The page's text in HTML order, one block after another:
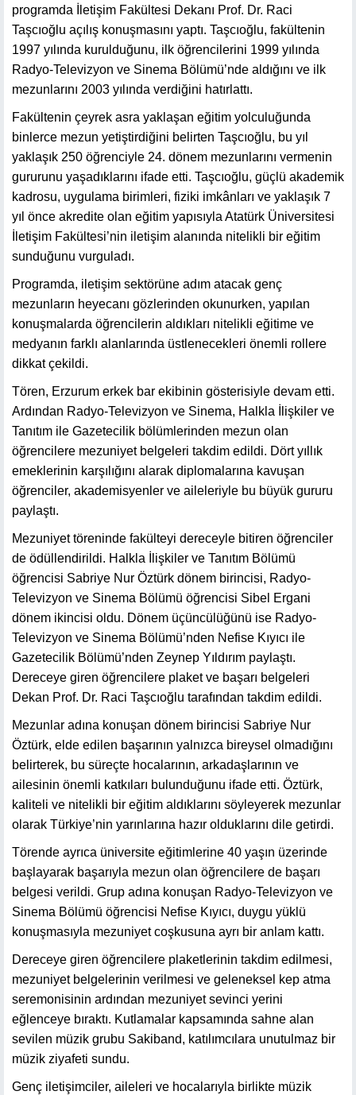
programda İletişim Fakültesi Dekanı Prof. Dr. Raci
Taşcıoğlu açılış konuşmasını yaptı. Taşcıoğlu, fakültenin
1997 yılında kurulduğunu, ilk öğrencilerini 1999 yılında
Radyo-Televizyon ve Sinema Bölümü’nde aldığını ve ilk
mezunlarını 2003 yılında verdiğini hatırlattı.
Fakültenin çeyrek asra yaklaşan eğitim yolculuğunda
binlerce mezun yetiştirdiğini belirten Taşcıoğlu, bu yıl
yaklaşık 250 öğrenciyle 24. dönem mezunlarını vermenin
gururunu yaşadıklarını ifade etti. Taşcıoğlu, güçlü akademik
kadrosu, uygulama birimleri, fiziki imkânları ve yaklaşık 7
yıl önce akredite olan eğitim yapısıyla Atatürk Üniversitesi
İletişim Fakültesi’nin iletişim alanında nitelikli bir eğitim
sunduğunu vurguladı.
Programda, iletişim sektörüne adım atacak genç
mezunların heyecanı gözlerinden okunurken, yapılan
konuşmalarda öğrencilerin aldıkları nitelikli eğitime ve
medyanın farklı alanlarında üstlenecekleri önemli rollere
dikkat çekildi.
Tören, Erzurum erkek bar ekibinin gösterisiyle devam etti.
Ardından Radyo-Televizyon ve Sinema, Halkla İlişkiler ve
Tanıtım ile Gazetecilik bölümlerinden mezun olan
öğrencilere mezuniyet belgeleri takdim edildi. Dört yıllık
emeklerinin karşılığını alarak diplomalarına kavuşan
öğrenciler, akademisyenler ve aileleriyle bu büyük gururu
paylaştı.
Mezuniyet töreninde fakülteyi dereceyle bitiren öğrenciler
de ödüllendirildi. Halkla İlişkiler ve Tanıtım Bölümü
öğrencisi Sabriye Nur Öztürk dönem birincisi, Radyo-
Televizyon ve Sinema Bölümü öğrencisi Sibel Ergani
dönem ikincisi oldu. Dönem üçüncülüğünü ise Radyo-
Televizyon ve Sinema Bölümü’nden Nefise Kıyıcı ile
Gazetecilik Bölümü’nden Zeynep Yıldırım paylaştı.
Dereceye giren öğrencilere plaket ve başarı belgeleri
Dekan Prof. Dr. Raci Taşcıoğlu tarafından takdim edildi.
Mezunlar adına konuşan dönem birincisi Sabriye Nur
Öztürk, elde edilen başarının yalnızca bireysel olmadığını
belirterek, bu süreçte hocalarının, arkadaşlarının ve
ailesinin önemli katkıları bulunduğunu ifade etti. Öztürk,
kaliteli ve nitelikli bir eğitim aldıklarını söyleyerek mezunlar
olarak Türkiye’nin yarınlarına hazır olduklarını dile getirdi.
Törende ayrıca üniversite eğitimlerine 40 yaşın üzerinde
başlayarak başarıyla mezun olan öğrencilere de başarı
belgesi verildi. Grup adına konuşan Radyo-Televizyon ve
Sinema Bölümü öğrencisi Nefise Kıyıcı, duygu yüklü
konuşmasıyla mezuniyet coşkusuna ayrı bir anlam kattı.
Dereceye giren öğrencilere plaketlerinin takdim edilmesi,
mezuniyet belgelerinin verilmesi ve geleneksel kep atma
seremonisinin ardından mezuniyet sevinci yerini
eğlenceye bıraktı. Kutlamalar kapsamında sahne alan
sevilen müzik grubu Sakiband, katılımcılara unutulmaz bir
müzik ziyafeti sundu.
Genç iletişimciler, aileleri ve hocalarıyla birlikte müzik